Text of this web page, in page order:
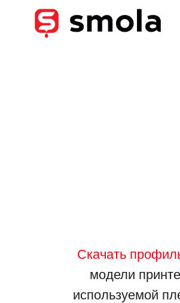
Скачать
модели
используемой